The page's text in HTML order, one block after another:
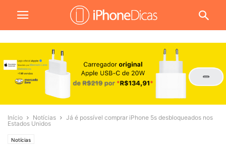
Início Notícias
Já é possível comprar iPhone 5s desbloqueados nos
Estados Unidos
Notícias